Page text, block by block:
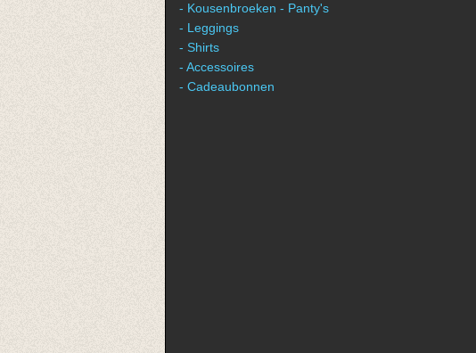
- Kousenbroeken - Panty's
- Leggings
- Shirts
- Accessoires
- Cadeaubonnen